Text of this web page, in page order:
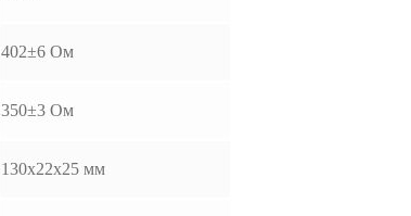
402±6 Ом
350±3 Ом
130х22х25 мм